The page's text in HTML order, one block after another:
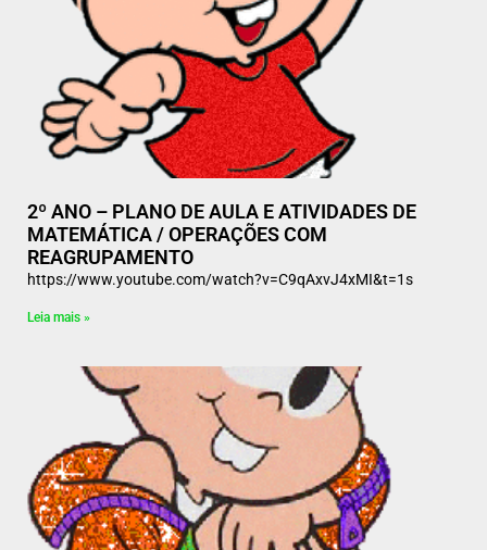
2º ANO – PLANO DE AULA E ATIVIDADES DE
MATEMÁTICA / OPERAÇÕES COM
REAGRUPAMENTO
https://www.youtube.com/watch?v=C9qAxvJ4xMI&t=1s
Leia mais »